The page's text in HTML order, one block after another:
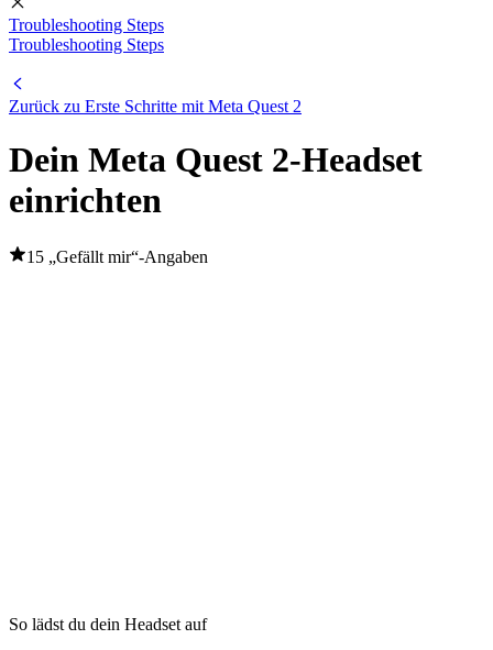
Troubleshooting Steps
Troubleshooting Steps
Zurück zu Erste Schritte mit Meta Quest 2
Dein Meta Quest 2-Headset
einrichten
15 „Gefällt mir“-Angaben
So lädst du dein Headset auf